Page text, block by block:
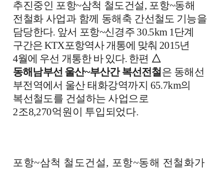
추진중인 포항~삼척 철도건설, 포항~동해
전철화 사업과 함께 동해축 간선철도 기능을
담당한다. 앞서 포항~신경주 30.5km 1단계
구간은KTX포항역사 개통에 맞춰 2015년
4월에 우선 개통한 바 있다. 한편 △
동해남부선 울산~부산간 복선전철은 동해선
부전역에서 울산 태화강역까지 65.7km의
복선철도를 건설하는 사업으로
2조8,270억원이 투입되었다.
포항~삼척 철도건설, 포항~동해 전철화가